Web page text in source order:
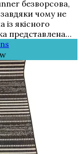
безворсова,
чому не
із якісного
представлена…